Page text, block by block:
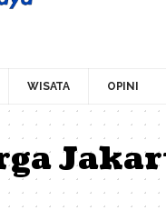
WISATA OPINI